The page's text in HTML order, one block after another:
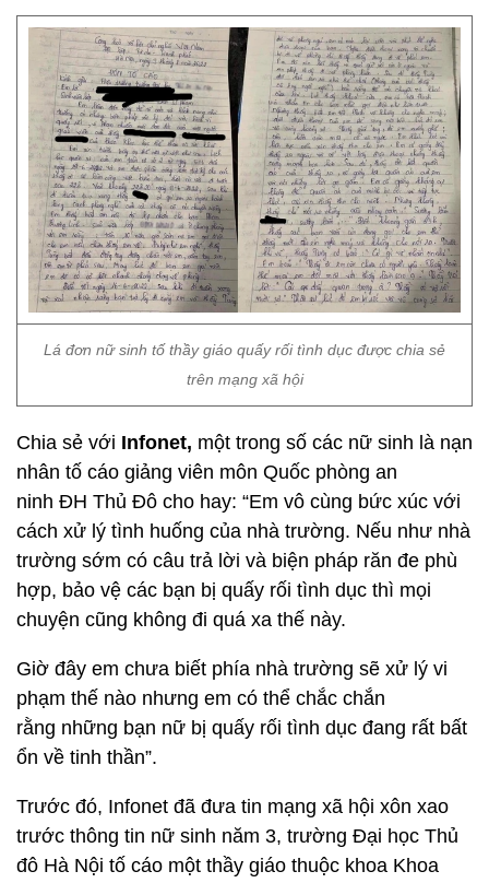
Lá đơn nữ sinh tố thầy giáo quấy rối tình dục được chia sẻ
trên mạng xã hội
Chia sẻ với Infonet, một trong số các nữ sinh là nạn
nhân tố cáo giảng viên môn Quốc phòng an
ninh ĐH Thủ Đô cho hay: “Em vô cùng bức xúc với
cách xử lý tình huống của nhà trường. Nếu như nhà
trường sớm có câu trả lời và biện pháp răn đe phù
hợp, bảo vệ các bạn bị quấy rối tình dục thì mọi
chuyện cũng không đi quá xa thế này.
Giờ đây em chưa biết phía nhà trường sẽ xử lý vi
phạm thế nào nhưng em có thể chắc chắn
rằng những bạn nữ bị quấy rối tình dục đang rất bất
ổn về tinh thần”.
Trước đó, Infonet đã đưa tin mạng xã hội xôn xao
trước thông tin nữ sinh năm 3, trường Đại học Thủ
đô Hà Nội tố cáo một thầy giáo thuộc khoa Khoa